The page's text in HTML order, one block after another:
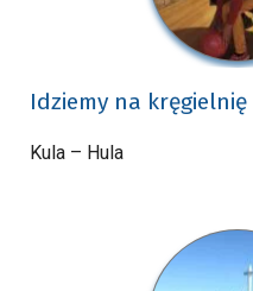
Idziemy na kręgielnię
Kula – Hula